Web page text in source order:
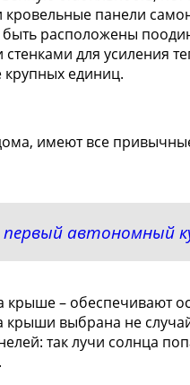
кровельные панели
быть расположены
для усиления
единиц.
имеют все привычные
автономный
– обеспечивают
крыши выбрана не
так лучи солнца